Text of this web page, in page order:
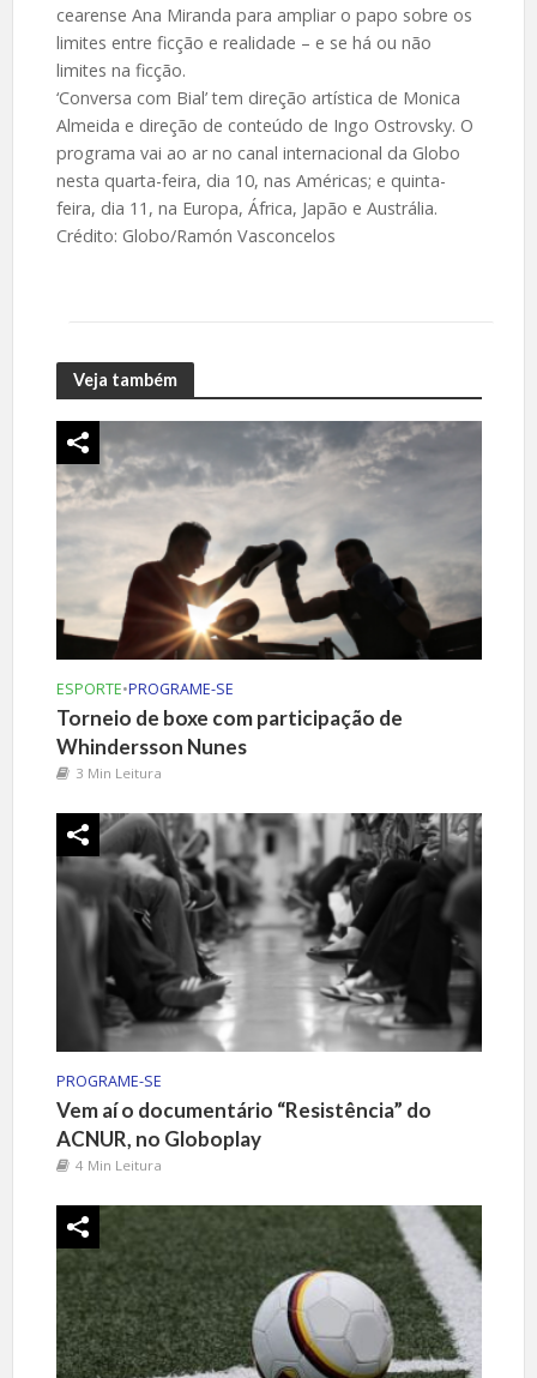
cearense Ana Miranda para ampliar o papo sobre os
limites entre ficção e realidade – e se há ou não
limites na ficção.
‘Conversa com Bial’ tem direção artística de Monica
Almeida e direção de conteúdo de Ingo Ostrovsky. O
programa vai ao ar no canal internacional da Globo
nesta quarta-feira, dia 10, nas Américas; e quinta-
feira, dia 11, na Europa, África, Japão e Austrália.
Crédito: Globo/Ramón Vasconcelos
Veja também
ESPORTE•PROGRAME-SE
Torneio de boxe com participação de
Whindersson Nunes
3 Min Leitura
PROGRAME-SE
Vem aí o documentário “Resistência” do
ACNUR, no Globoplay
4 Min Leitura